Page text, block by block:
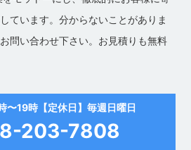
ています。分からないことがありま
問い合わせ下さい。お見積りも無料
〜19時【定休日】毎週日曜日
203-7808